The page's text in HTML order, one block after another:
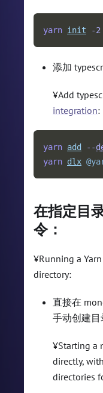
yarn init -2
添加
¥Add
integration:
yarn add --
yarn dlx
在指定目
令：
¥Running a
directory:
直接在
手动创建目
¥Starting a
directly,
directories